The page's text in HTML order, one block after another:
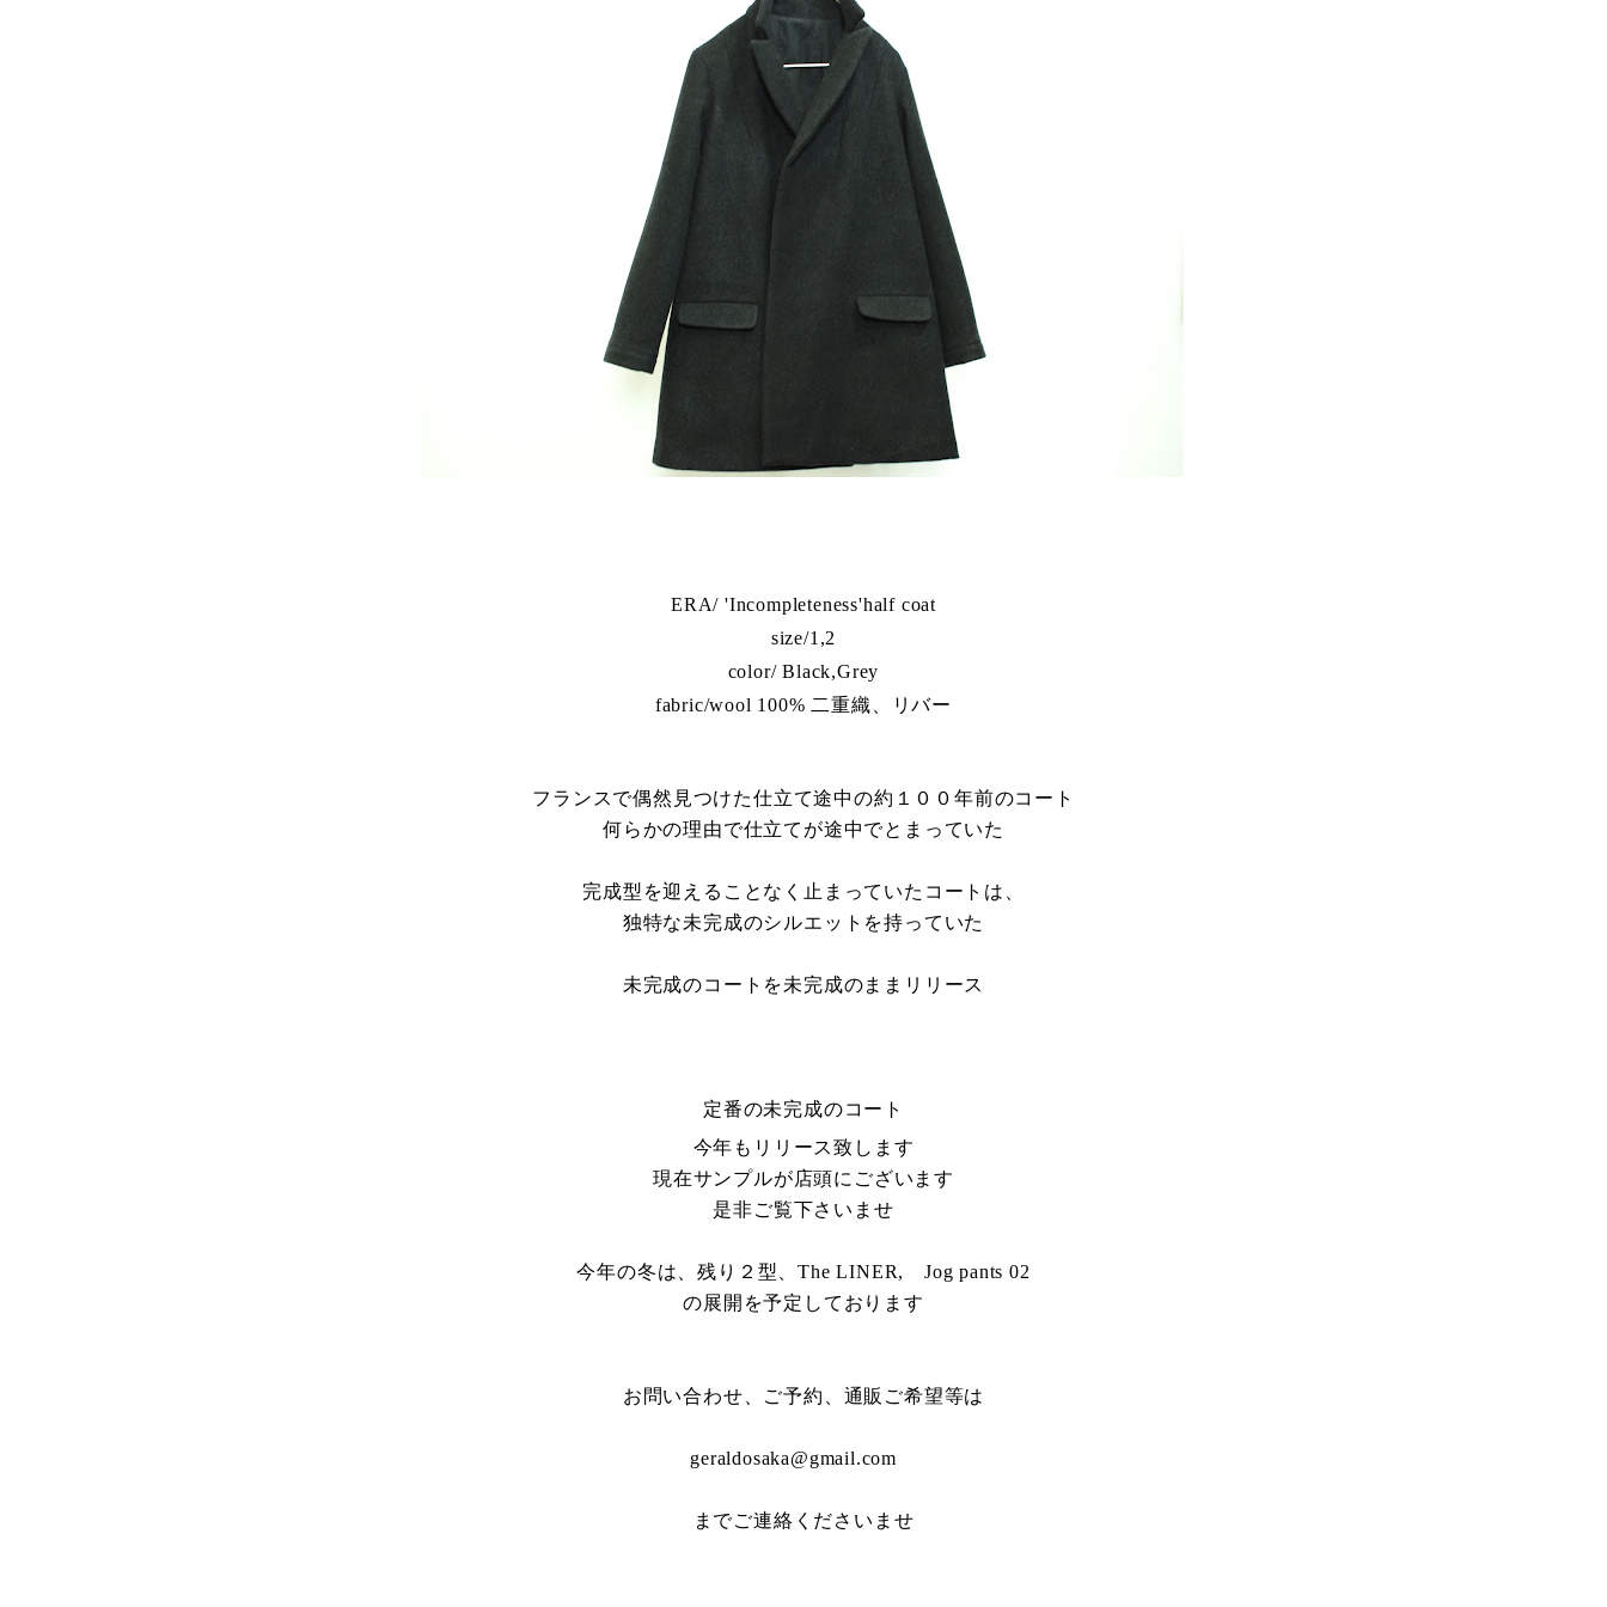
ERA/ 'Incompleteness'half coat
size/1,2
color/ Black,Grey
fabric/wool 100% 二重織、リバー
フランスで偶然見つけた仕立て途中の約１００年前のコート
何らかの理由で仕立てが途中でとまっていた
完成型を迎えることなく止まっていたコートは、
独特な未完成のシルエットを持っていた
未完成のコートを未完成のままリリース
定番の未完成のコート
今年もリリース致します
現在サンプルが店頭にございます
是非ご覧下さいませ
今年の冬は、残り２型、The LINER, Jog pants 02
の展開を予定しております
お問い合わせ、ご予約、通販ご希望等は
geraldosaka@gmail.com
までご連絡くださいませ